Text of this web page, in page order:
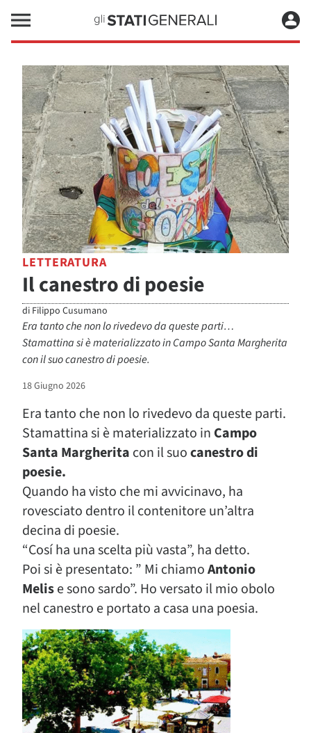
LETTERATURA
Il canestro di poesie
di Filippo Cusumano
Era tanto che non lo rivedevo da queste parti…
Stamattina si è materializzato in Campo Santa Margherita
con il suo canestro di poesie.
18 Giugno 2026
Era tanto che non lo rivedevo da queste parti.
Stamattina si è materializzato in Campo
Santa Margherita con il suocanestro di
poesie.
Quando ha visto che mi avvicinavo, ha
rovesciato dentro il contenitore un’altra
decina di poesie.
“Cosí ha una scelta più vasta”, ha detto.
Poi si è presentato: ” Mi chiamoAntonio
Melise sono sardo”. Ho versato il mio obolo
nel canestro e portato a casa una poesia.